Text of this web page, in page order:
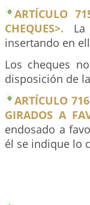
ARTÍCULO
CHEQUES>. La
insertando en
Los cheques
disposición de
ARTÍCULO
GIRADOS A
endosado a
él se indique lo